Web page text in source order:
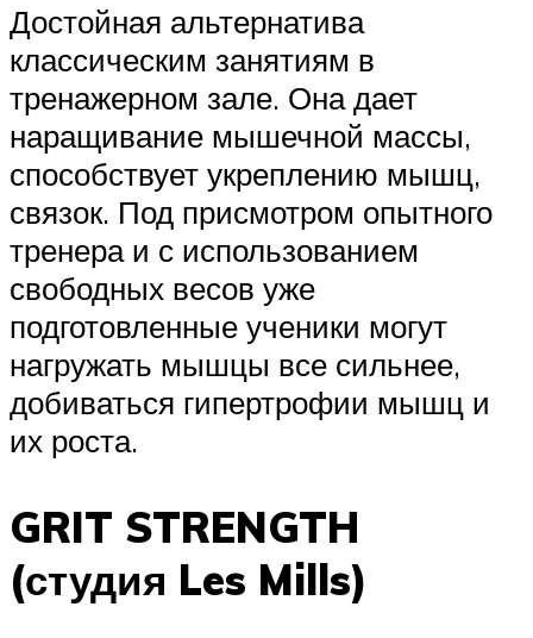
Достойная альтернатива
классическим занятиям в
тренажерном зале. Она дает
наращивание мышечной массы,
способствует укреплению мышц,
связок. Под присмотром опытного
тренера и с использованием
свободных весов уже
подготовленные ученики могут
нагружать мышцы все сильнее,
добиваться гипертрофии мышц и
их роста.
GRIT STRENGTH
(студия Les Mills)